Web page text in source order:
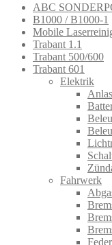
ABC
B1000 / B1000-1
Mobile
Trabant 1.1
Trabant 500/600
Trabant 601
Elektrik
Fahrwerk